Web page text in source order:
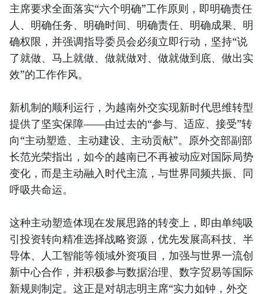
主席要求全面落实“六个明确”工作原则，即明确责任
人、明确任务、明确时间、明确责任、明确成果、明
确权限，并强调指导委员会必须立即行动，坚持“说
了就做、马上就做、做就做对、做就做到底、做出实
效”的工作作风。
新机制的顺利运行，为越南外交实现新时代思维转型
提供了坚实保障——由过去的“参与、适应、接受”转
向“主动塑造、主动建设、主动贡献”。原外交部副部
长范光荣指出，如今的越南已不再被动应对国际局势
变化，而是主动融入时代主流，与世界同频共振、同
呼吸共命运。
这种主动塑造体现在发展思路的转变上，即由单纯吸
引投资转向精准选择战略资源，优先发展高科技、半
导体、人工智能等领域外资项目，加强与世界一流创
新中心合作，并积极参与数据治理、数字贸易等国际
新规则制定。这正是对胡志明主席“实力如钟，外交